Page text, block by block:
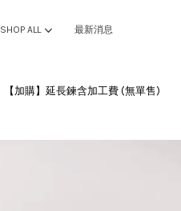
SHOP ALL 最新消息
【加購】延長鍊含加工費 (無單售)